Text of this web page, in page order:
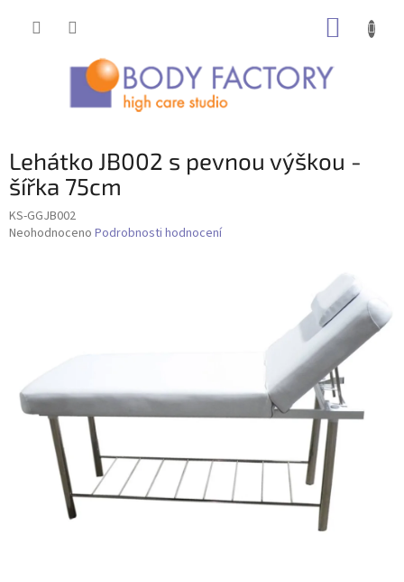
Lehátko JB002 s pevnou výškou -
šířka 75cm
KS-GGJB002
Průměrné
Neohodnoceno Podrobnosti hodnocení